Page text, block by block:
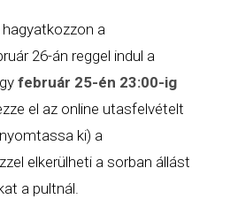
hagyatkozzon a
26-án reggel indul a
február 25-én 23:00-ig
el az online utasfelvételt
ki) a
elkerülheti a sorban állást
a pultnál.